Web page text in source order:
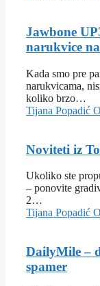
Jawbone
narukvice
Kada smo pre
narukvicama,
koliko brzo…
Tijana Popadić
Noviteti iz
Ukoliko ste
– ponovite
2…
Tijana Popadić
DailyMile –
spamer